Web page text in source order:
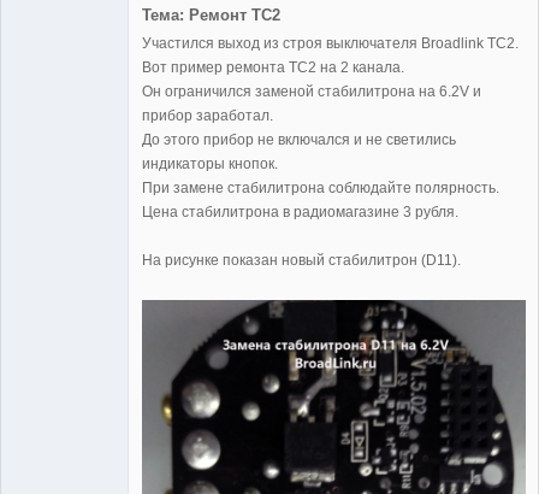
Тема: Ремонт TC2
Участился выход из строя выключателя Broadlink TC2.
Вот пример ремонта TC2 на 2 канала.
Он ограничился заменой стабилитрона на 6.2V и
прибор заработал.
До этого прибор не включался и не светились
индикаторы кнопок.
При замене стабилитрона соблюдайте полярность.
Цена стабилитрона в радиомагазине 3 рубля.
На рисунке показан новый стабилитрон (D11).